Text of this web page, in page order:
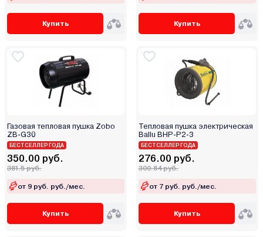
Procraft
Redbo
Rexant
Rover
Royal Clima
Skiper
Sonnen
Spitwater
TDM
Tenox
Купить Купить
Газовая тепловая пушка Zobo
ZB-G30
БЕСТСЕЛЛЕР ГОДА
350.00 руб.
381.5 руб.
от 9 руб. руб./мес.
Купить
Тепловая пушка электрическая
Ballu BHP-P2-3
БЕСТСЕЛЛЕР ГОДА
276.00 руб.
300.84 руб.
от 7 руб. руб./мес.
Купить